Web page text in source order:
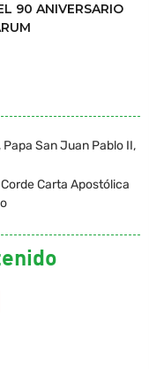
90 ANIVERSARIO
, Papa San Juan Pablo II,
Carta Apostólica